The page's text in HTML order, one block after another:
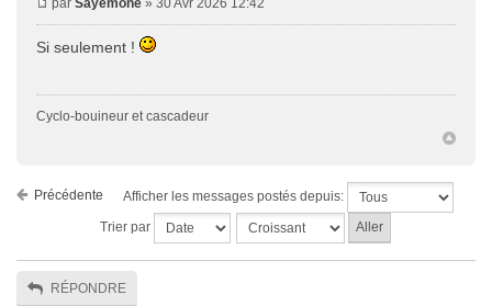
Si seulement !
Cyclo-bouineur et cascadeur
Précédente
Afficher les messages postés depuis:
Trier par
RÉPONDRE